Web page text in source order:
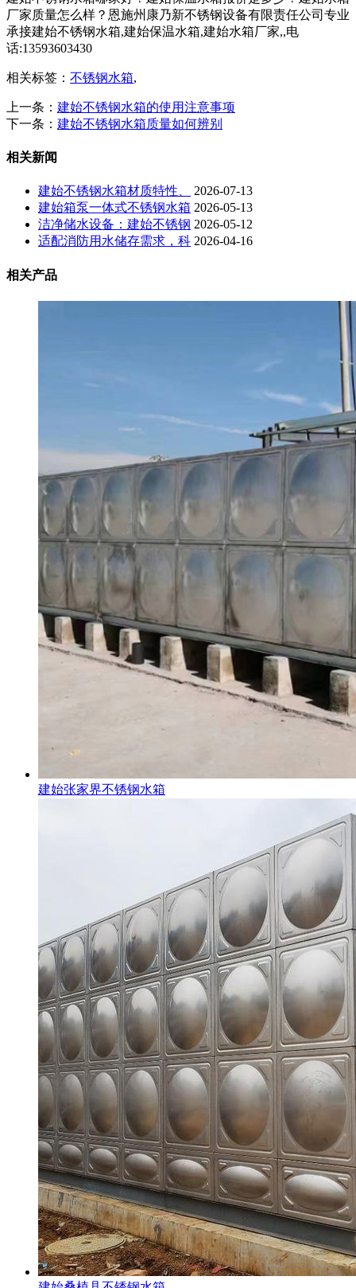
厂家质量怎么样？恩施州康乃新不锈钢设备有限责任公司专业
承接建始不锈钢水箱,建始保温水箱,建始水箱厂家,,电
话:13593603430
相关标签： 不锈钢水箱,
上一条： 建始不锈钢水箱的使用注意事项
下一条： 建始不锈钢水箱质量如何辨别
相关新闻
建始不锈钢水箱材质特性、
2026-07-13
建始箱泵一体式不锈钢水箱 2026-05-13
洁净储水设备：建始不锈钢 2026-05-12
适配消防用水储存需求，科 2026-04-16
相关产品
建始张家界不锈钢水箱